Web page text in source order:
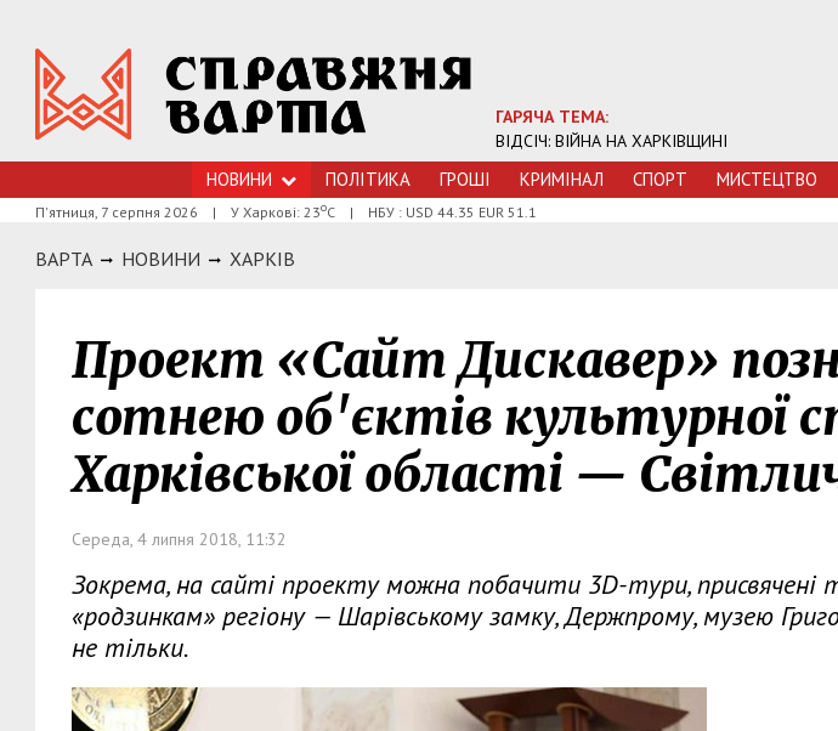
ГАРЯЧА ТЕМА:
ВІДСІЧ: ВІЙНА НА ХАРКІВЩИНІ
НОВИНИ ПОЛІТИКА ГРОШI КРИМIНАЛ СПОРТ МИСТЕЦТВО
П'ятниця, 7 серпня 2026 | У Харкові: 23оС | НБУ : USD 44.35 EUR 51.1
ВАРТА НОВИНИ ХАРКIВ
Проект «Сайт Дискавер»
сотнею об'єктів культурної
Харківської області —
Середа, 4 липня 2018, 11:32
Зокрема, на сайті проекту можна побачити 3D-тури, присвячені
«родзинкам» регіону — Шарівському замку, Держпрому, музею
не тільки.